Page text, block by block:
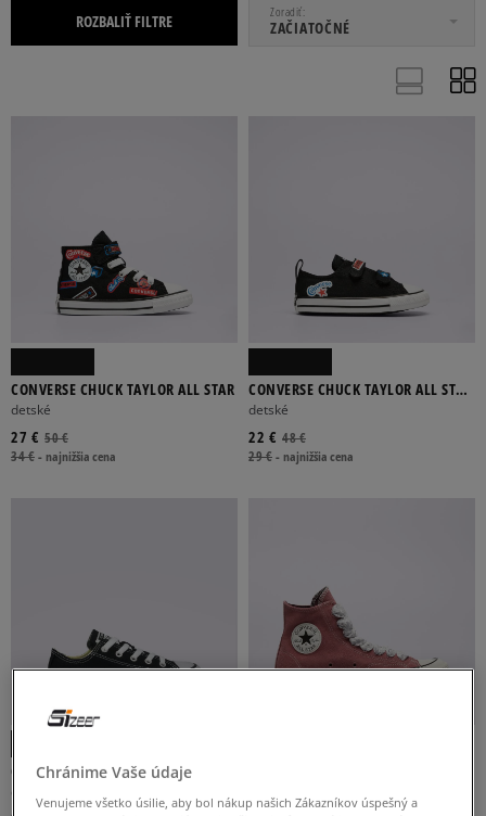
ROZBALIŤ FILTRE Zoradiť
ZAČIATOČNÉ
21
FILTROVAŤ PRODUKTY
CONVERSE CHUCK TAYLOR ALL STAR
detské
50 €
27 €
34 €-najnižšia cena
CONVERSE CHUCK TAYLOR ALL STAR
2V
detské
48 €
22 €
29 €-najnižšia cena
CONVERSE CHUCK TAYLOR AS CORE
Chránime Vaše údaje
Venujeme všetko úsilie, aby bol nákup našich Zákazníkov úspešný a